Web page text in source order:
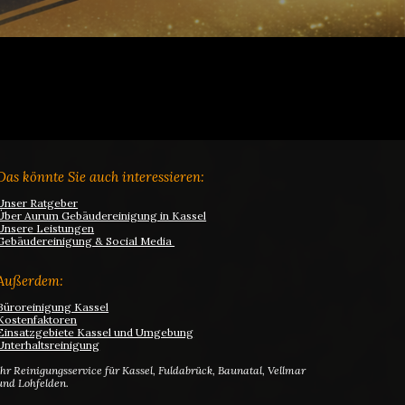
könnte Sie auch interessieren:
Ratgeber
Aurum Gebäudereinigung in Kassel
Leistungen
& Social Media
Kassel
Kassel und Umgebung
Reinigungsservice für Kassel, Fuldabrück, Baunatal, Vellmar
Lohfelden.